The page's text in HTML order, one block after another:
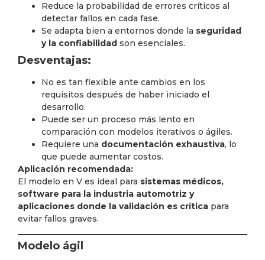
Reduce la probabilidad de errores críticos al
detectar fallos en cada fase.
Se adapta bien a entornos donde la seguridad
y la confiabilidad son esenciales.
Desventajas:
No es tan flexible ante cambios en los
requisitos después de haber iniciado el
desarrollo.
Puede ser un proceso más lento en
comparación con modelos iterativos o ágiles.
Requiere una documentación exhaustiva, lo
que puede aumentar costos.
Aplicación recomendada:
El modelo en V es ideal para sistemas médicos,
software para la industria automotriz y
aplicaciones donde la validación es crítica para
evitar fallos graves.
Modelo ágil